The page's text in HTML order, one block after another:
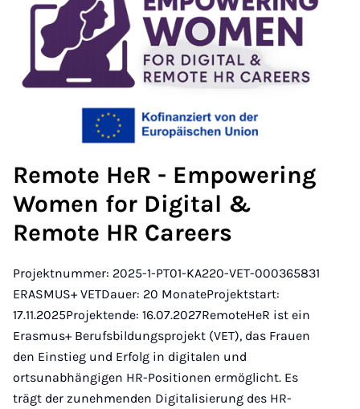
Remote HeR - Empowering
Women for Digital &
Remote HR Careers
Projektnummer: 2025-1-PT01-KA220-VET-000365831
ERASMUS+ VETDauer: 20 MonateProjektstart:
17.11.2025Projektende: 16.07.2027RemoteHeR ist ein
Erasmus+ Berufsbildungsprojekt (VET), das Frauen
den Einstieg und Erfolg in digitalen und
ortsunabhängigen HR-Positionen ermöglicht. Es
trägt der zunehmenden Digitalisierung des HR-